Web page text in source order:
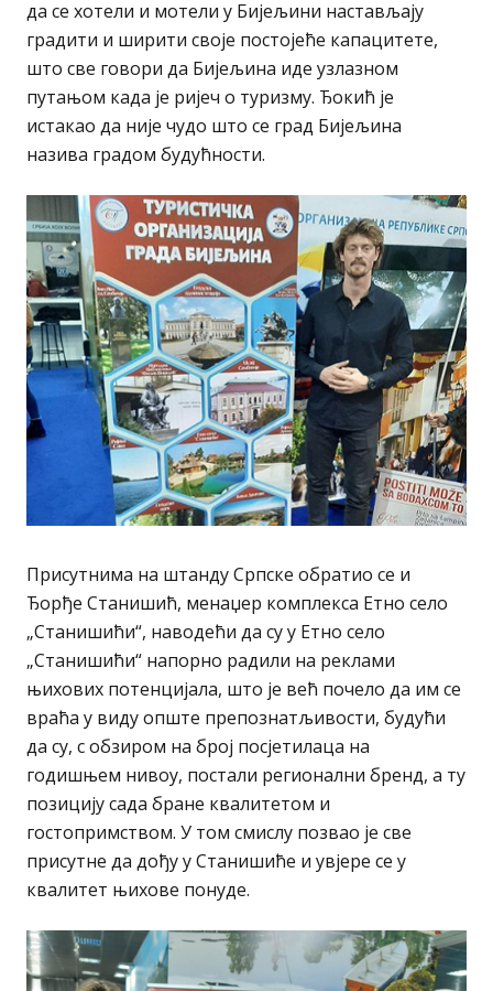
да се хотели и мотели у Бијељини настављају
градити и ширити своје постојеће капацитете,
што све говори да Бијељина иде узлазном
путањом када је ријеч о туризму. Ђокић је
истакао да није чудо што се град Бијељина
назива градом будућности.
Присутнима на штанду Српске обратио се и
Ђорђе Станишић, менаџер комплекса Етно село
„Станишићи“, наводећи да су у Етно село
„Станишићи“ напорно радили на реклами
њихових потенцијала, што је већ почело да им се
враћа у виду опште препознатљивости, будући
да су, с обзиром на број посјетилаца на
годишњем нивоу, постали регионални бренд, а ту
позицију сада бране квалитетом и
гостопримством. У том смислу позвао је све
присутне да дођу у Станишиће и увјере се у
квалитет њихове понуде.